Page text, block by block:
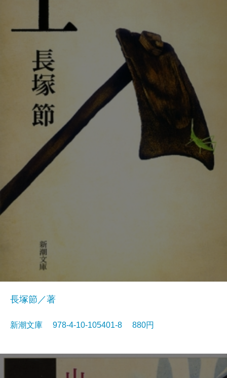
長塚節／著
新潮文庫 978-4-10-105401-8 880円